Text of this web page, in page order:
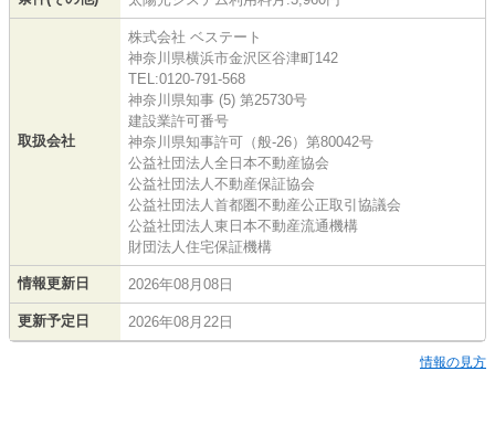
取扱会社
株式会社 ベステート
神奈川県横浜市金沢区谷津町142
TEL:0120-791-568
神奈川県知事 (5) 第25730号
建設業許可番号
神奈川県知事許可（般-26）第80042号
公益社団法人全日本不動産協会
公益社団法人不動産保証協会
公益社団法人首都圏不動産公正取引協議会
公益社団法人東日本不動産流通機構
財団法人住宅保証機構
情報更新日 2026年08月08日
更新予定日 2026年08月22日
情報の見方